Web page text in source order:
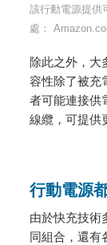
該行動電源提供
處：
除此之外，大
容性除了被充
者可能連接供
線纜，可提供
行動電源
由於快充技術
同組合，還有